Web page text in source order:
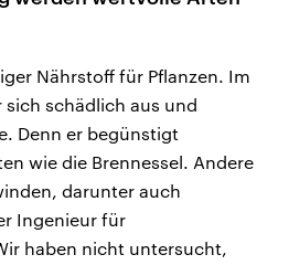
Nährstoff für Pflanzen. Im
sich schädlich aus und
Denn er begünstigt
wie die Brennessel. Andere
darunter auch
Ingenieur für
haben nicht untersucht,